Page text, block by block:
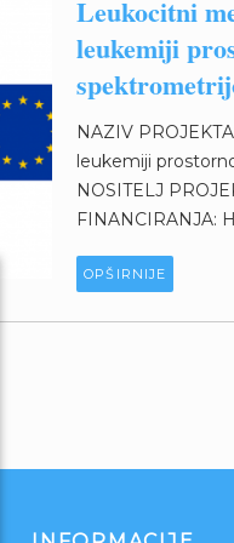
Leukocitni
leukemiji
NAZIV
leukemiji
NOSITELJ
FINANCIRANJA:
OPŠIRNIJE